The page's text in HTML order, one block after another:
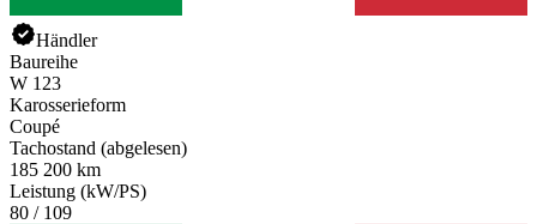
Händler
Baureihe
W 123
Karosserieform
Coupé
Tachostand (abgelesen)
185 200 km
Leistung (kW/PS)
80 / 109